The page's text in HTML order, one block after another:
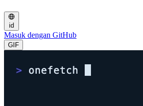
id
Masuk dengan GitHub
GIF